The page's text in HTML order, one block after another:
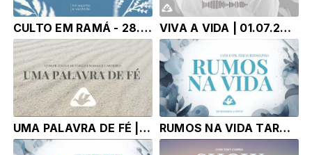
CULTO EM RAMÁ - 28.06.26 - PR PAULO RICARDO VIVA A VIDA | 01.07.26 | Pr Alexandre Faria
UMA PALAVRA DE FÉ | 01.07.26 | Pr. Paulo de Tarso e Marlice Carneiro RUMOS NA VIDA TARDE | 01.07.27 | Pr. Érico Rodolpho Bussinger